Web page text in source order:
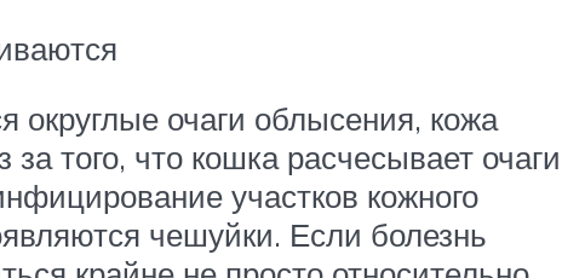
очаги облысения, кожа
того, что кошка расчесывает очаги
участков кожного
чешуйки. Если болезнь